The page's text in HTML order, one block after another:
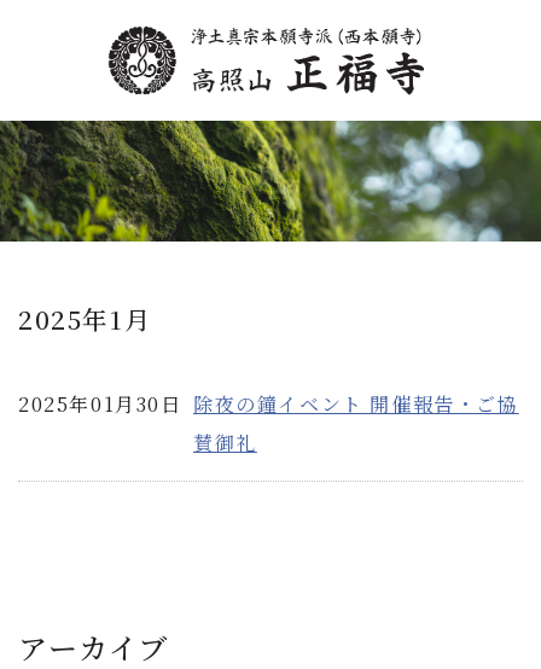
2025年1月
除夜の鐘イベント 開催報告・ご協
賛御礼
2025年01月30日
アーカイブ